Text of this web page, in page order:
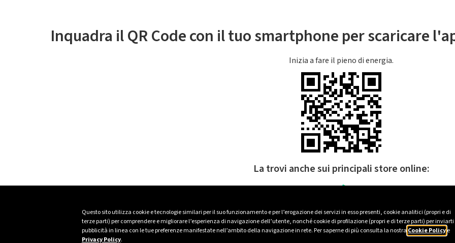
Questo sito utilizza cookie e tecnologie similari per il suo funzionamento e per l’erogazione dei servizi in esso presenti, cookie analitici (propri e di
terze parti) per comprendere e migliorare l’esperienza di navigazione dell’utente, nonché cookie di profilazione (propri e di terze parti) per inviarti
pubblicità in linea con le tue preferenze manifestate nell’ambito della navigazione in rete. Per saperne di più consulta la nostra Cookie Policye
Privacy Policy.
Inquadra il QR Code con il tuo smartphone per scaricare
Inizia a fare il pieno di energia.
La trovi anche sui principali store online: